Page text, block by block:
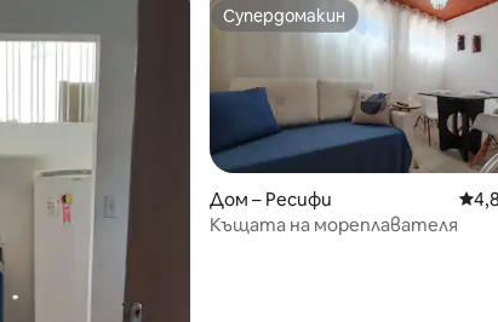
Супердомакин
Супердомакин
Дом – Ресифи
Къщата на мореплавателя